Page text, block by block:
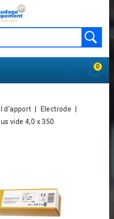
0
d'apport
Electrode
vide 4,0 x 350